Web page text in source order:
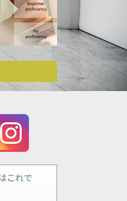
これで